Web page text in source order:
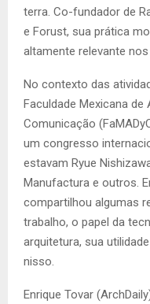
terra. Co-fundador de
e Forust, sua prática
altamente relevante
No contexto das
Faculdade Mexicana de
Comunicação
um congresso
estavam Ryue
Manufactura e outros.
compartilhou algumas
trabalho, o papel da
arquitetura, sua
nisso.
Enrique Tovar